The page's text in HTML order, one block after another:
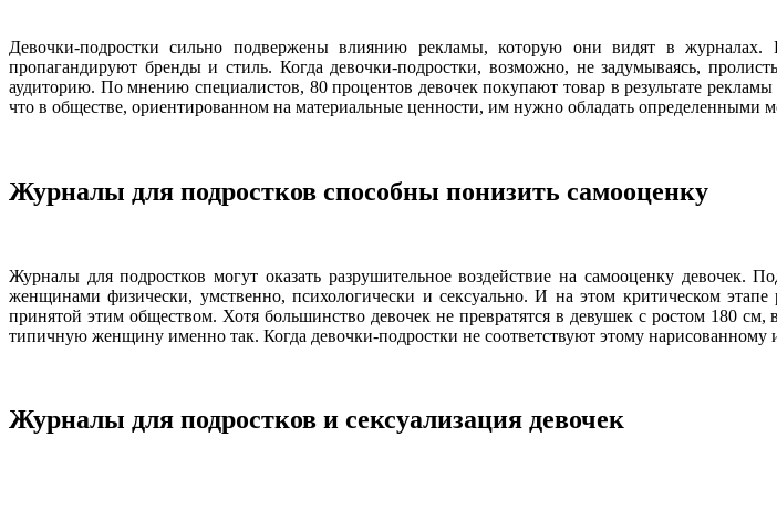
Девочки-подростки сильно подвержены влиянию рекламы, которую они видят в
пропагандируют бренды и стиль. Когда девочки-подростки, возможно, не задумываясь,
аудиторию. По мнению специалистов, 80 процентов девочек покупают товар в результате
что в обществе, ориентированном на материальные ценности, им нужно обладать определенными
Журналы для подростков способны понизить самооценку
Журналы для подростков могут оказать разрушительное воздействие на самооценку девочек.
женщинами физически, умственно, психологически и сексуально. И на этом критическом
принятой этим обществом. Хотя большинство девочек не превратятся в девушек с ростом 180
типичную женщину именно так. Когда девочки-подростки не соответствуют этому нарисованному
Журналы для подростков и сексуализация девочек